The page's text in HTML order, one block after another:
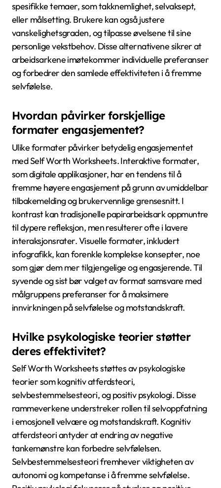
spesifikke temaer, som takknemlighet, selvaksept,
eller målsetting. Brukere kan også justere
vanskelighetsgraden, og tilpasse øvelsene til sine
personlige vekstbehov. Disse alternativene sikrer at
arbeidsarkene imøtekommer individuelle preferanser
og forbedrer den samlede effektiviteten i å fremme
selvfølelse.
Hvordan påvirker forskjellige
formater engasjementet?
Ulike formater påvirker betydelig engasjementet
med Self Worth Worksheets. Interaktive formater,
som digitale applikasjoner, har en tendens til å
fremme høyere engasjement på grunn av umiddelbar
tilbakemelding og brukervennlige grensesnitt. I
kontrast kan tradisjonelle papirarbeidsark oppmuntre
til dypere refleksjon, men resulterer ofte i lavere
interaksjonsrater. Visuelle formater, inkludert
infografikk, kan forenkle komplekse konsepter, noe
som gjør dem mer tilgjengelige og engasjerende. Til
syvende og sist bør valget av format samsvare med
målgruppens preferanser for å maksimere
innvirkningen på selvfølelse og motstandskraft.
Hvilke psykologiske teorier støtter
deres effektivitet?
Self Worth Worksheets støttes av psykologiske
teorier som kognitiv atferdsteori,
selvbestemmelsesteori, og positiv psykologi. Disse
rammeverkene understreker rollen til selvoppfatning
i emosjonell velvære og motstandskraft. Kognitiv
atferdsteori antyder at endring av negative
tankemønstre kan forbedre selvfølelsen.
Selvbestemmelsesteori fremhever viktigheten av
autonomi og kompetanse i å fremme selvfølelse.